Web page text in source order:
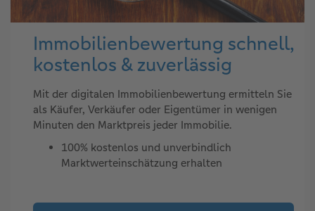
Immobilienbewertung schnell,
kostenlos & zuverlässig
Mit der digitalen Immobilienbewertung ermitteln Sie
als Käufer, Verkäufer oder Eigentümer in wenigen
Minuten den Marktpreis jeder Immobilie.
100% kostenlos und unverbindlich
Marktwerteinschätzung erhalten